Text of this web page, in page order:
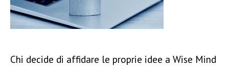
Chi decide di affidare le proprie idee a Wise Mind